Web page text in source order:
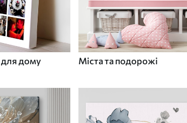
дому Міста та подорожі